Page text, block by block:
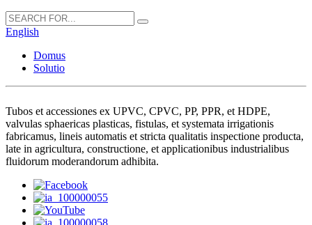
English
Domus
Solutio
Tubos et accessiones ex UPVC, CPVC, PP, PPR, et HDPE,
valvulas sphaericas plasticas, fistulas, et systemata irrigationis
fabricamus, lineis automatis et stricta qualitatis inspectione producta,
late in agricultura, constructione, et applicationibus industrialibus
fluidorum moderandorum adhibita.